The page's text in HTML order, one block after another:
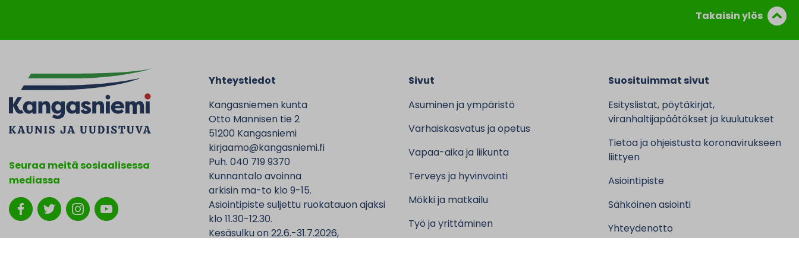
Takaisin ylös
Seuraa meitä sosiaalisessa
mediassa
Yhteystiedot
Kangasniemen kunta
Otto Mannisen tie 2
51200 Kangasniemi
kirjaamo@kangasniemi.fi
Puh. 040 719 9370
Kunnantalo avoinna
arkisin ma-to klo 9-15.
Asiointipiste suljettu ruokatauon ajaksi
klo 11.30-12.30.
Kesäsulku on 22.6.-31.7.2026,
Sivut
Asuminen ja ympäristö
Varhaiskasvatus ja opetus
Vapaa-aika ja liikunta
Terveys ja hyvinvointi
Mökki ja matkailu
Työ ja yrittäminen
Suosituimmat sivut
Esityslistat, pöytäkirjat,
viranhaltijapäätökset ja kuulutukset
Tietoa ja ohjeistusta koronavirukseen
liittyen
Asiointipiste
Sähköinen asiointi
Yhteydenotto